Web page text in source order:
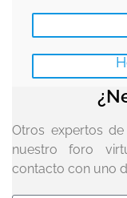
Otros expertos
nuestro foro
contacto con uno